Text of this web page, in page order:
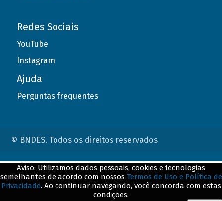
Redes Sociais
YouTube
Instagram
Ajuda
Perguntas frequentes
© BNDES. Todos os direitos reservados
Aviso: Utilizamos dados pessoais, cookies e tecnologias
semelhantes de acordo com nossos Termos de Uso e Política de
Privacidade. Ao continuar navegando, você concorda com estas
condições.
ConteÃºdo complementar
${title}${badge}